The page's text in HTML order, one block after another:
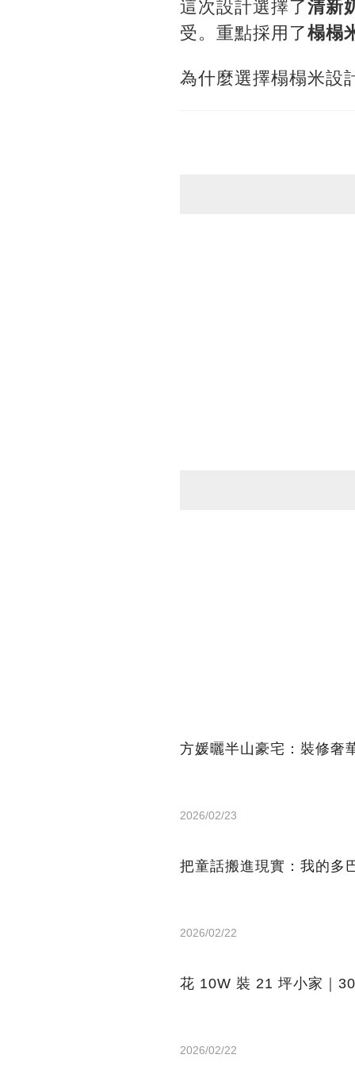
這次設計選擇了清新
受。重點採用了榻榻
為什麼選擇榻榻米設
方媛曬半山豪宅：裝修奢
2026/02/23
把童話搬進現實：我的多
2026/02/22
花 10W 裝 21 坪小家｜
2026/02/22